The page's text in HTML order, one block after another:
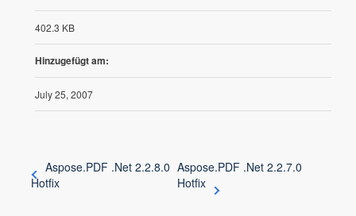
402.3 KB
Hinzugefügt am:
July 25, 2007
Aspose.PDF .Net 2.2.8.0
Hotfix
Aspose.PDF .Net 2.2.7.0
Hotfix